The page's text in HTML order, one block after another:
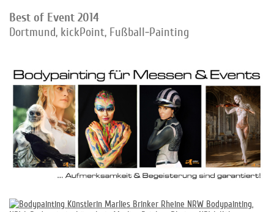
Best of Event 2014
Dortmund, kickPoint, Fußball-Painting